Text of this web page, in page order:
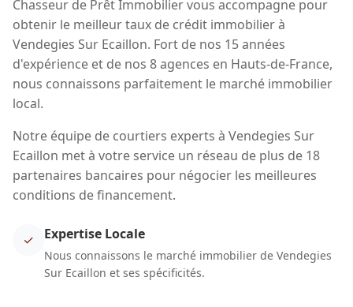
Chasseur de Prêt Immobilier vous accompagne pour
obtenir le meilleur taux de crédit immobilier à
Vendegies Sur Ecaillon. Fort de nos 15 années
d'expérience et de nos 8 agences en Hauts-de-France,
nous connaissons parfaitement le marché immobilier
local.
Notre équipe de courtiers experts à Vendegies Sur
Ecaillon met à votre service un réseau de plus de 18
partenaires bancaires pour négocier les meilleures
conditions de financement.
✓ Expertise Locale
Nous connaissons le marché immobilier de Vendegies
Sur Ecaillon et ses spécificités.